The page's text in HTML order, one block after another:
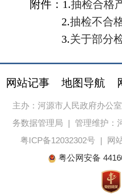
附件： 1.抽检合格
2.抽检不合
3.关于部分
网站记事 地图导航
主办：河源市人民政府办公室
务数据管理局 | 管理维护：
粤ICP备12032302号|
网
粤公网安备